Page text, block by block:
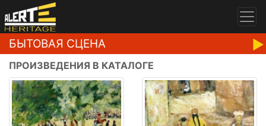
БЫТОВАЯ СЦЕНА
ПРОИЗВЕДЕНИЯ В КАТАЛОГЕ